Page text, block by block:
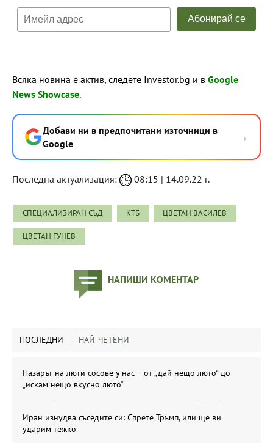
Всяка новина е актив, следете Investor.bg и в Google
News Showcase.
Добави ни в предпочитани източници в
Google
→
Последна актуализация: 08:15 | 14.09.22 г.
СПЕЦИАЛИЗИРАН СЪД КТБ ЦВЕТАН ВАСИЛЕВ
ЦВЕТАН ГУНЕВ
НАПИШИ КОМЕНТАР
ПОСЛЕДНИ НАЙ-ЧЕТЕНИ
Пазарът на люти сосове у нас – от „дай нещо люто“ до
„искам нещо вкусно люто“
Иран изнудва съседите си: Спрете Тръмп, или ще ви
ударим тежко